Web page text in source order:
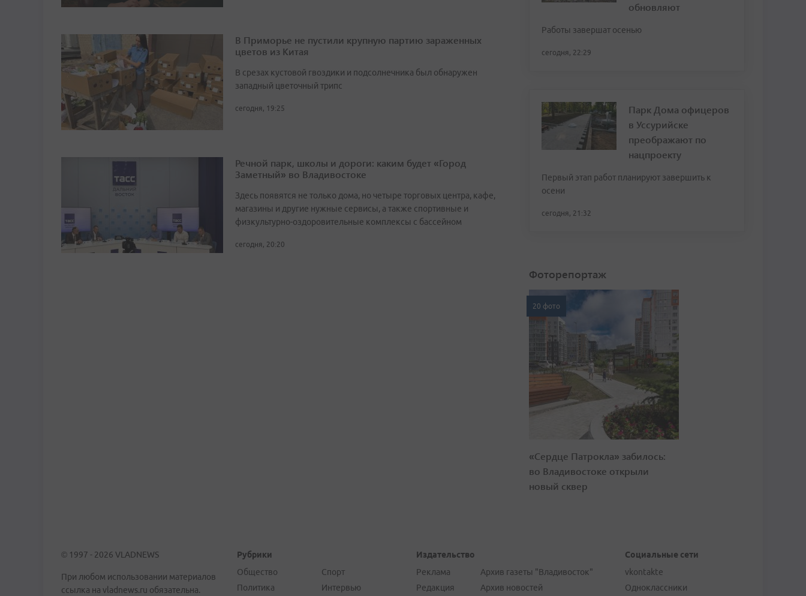
В Приморье не пустили крупную партию зараженных
цветов из Китая
В срезах кустовой гвоздики и подсолнечника был обнаружен
западный цветочный трипс
сегодня, 19:25
Речной парк, школы и дороги: каким будет «Город
Заметный» во Владивостоке
Здесь появятся не только дома, но четыре торговых центра, кафе,
магазины и другие нужные сервисы, а также спортивные и
физкультурно-оздоровительные комплексы с бассейном
сегодня, 20:20
обновляют
Работы завершат осенью
сегодня, 22:29
Парк Дома офицеров
в Уссурийске
преображают по
нацпроекту
Первый этап работ планируют завершить к
осени
сегодня, 21:32
Фоторепортаж
20 фото
«Сердце Патрокла» забилось:
во Владивостоке открыли
новый сквер
© 1997 - 2026 VLADNEWS
При любом использовании материалов
ссылка на vladnews.ru обязательна.
Рубрики
Общество
Политика
Спорт
Интервью
Издательство
Реклама
Редакция
Архив газеты "Владивосток"
Архив новостей
Социальные сети
vkontakte
Одноклассники